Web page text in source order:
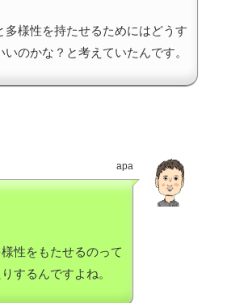
多様性を持たせるためにはどうす
いのかな？と考えていたんです。
apa
性をもたせるのって
するんですよね。